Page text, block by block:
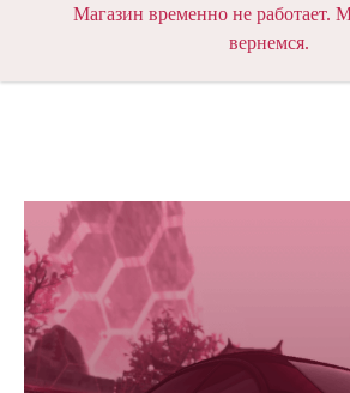
Магазин временно не работает.
вернемся.